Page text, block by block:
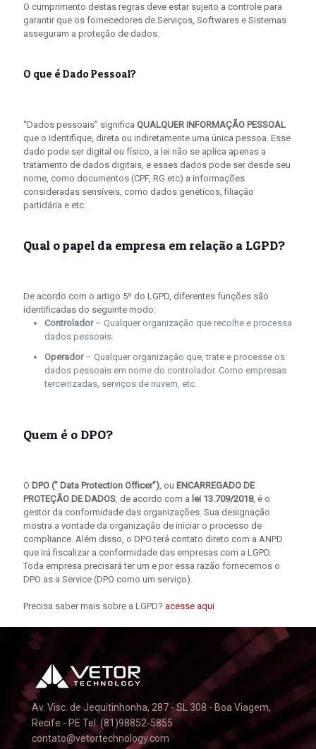
O cumprimento destas regras deve estar sujeito a controle para
garantir que os fornecedores de Serviços, Softwares e Sistemas
asseguram a proteção de dados.
O que é Dado Pessoal?
“Dados pessoais” significa QUALQUER INFORMAÇÃO PESSOAL
que o identifique, direta ou indiretamente uma única pessoa. Esse
dado pode ser digital ou físico, a lei não se aplica apenas a
tratamento de dados digitais, e esses dados pode ser desde seu
nome, como documentos (CPF, RG etc) a informações
consideradas sensíveis, como dados genéticos, filiação
partidária e etc.
Qual o papel da empresa em relação a LGPD?
De acordo com o artigo 5º do LGPD, diferentes funções são
identificadas do seguinte modo:
Controlador– Qualquer organização que recolhe e processa
dados pessoais.
Operador– Qualquer organização que, trate e processe os
dados pessoais em nome do controlador. Como empresas
terceirizadas, serviços de nuvem, etc.
Quem é o DPO?
O DPO (” Data Protection Officer”) , ou ENCARREGADO DE
PROTEÇÃO DE DADOS , de acordo com a lei 13.709/2018, é o
gestor da conformidade das organizações. Sua designação
mostra a vontade da organização de iniciar o processo de
compliance. Além disso, o DPO terá contato direto com a ANPD
que irá fiscalizar a conformidade das empresas com a LGPD.
Toda empresa precisará ter um e por essa razão fornecemos o
DPO as a Service (DPO como um serviço).
Precisa saber mais sobre a LGPD? acesse aqui
Av. Visc. de Jequitinhonha, 287 - SL 308 - Boa Viagem,
Recife - PE Tel: (81)98852-5855
contato@vetortechnology.com